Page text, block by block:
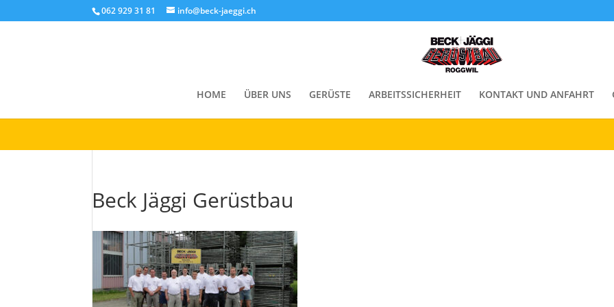
Cookies helfen uns bei der Bereitstellung unserer Inhalte und Dienste. Durch die weitere Nutzung der Webseite stimmen Sie der
Okay!
062 929 31 81 info@beck-jaeggi.ch
HOME ÜBER UNS GERÜSTE ARBEITSSICHERHEIT KONTAKT UND ANFAHRT
Beck Jäggi Gerüstbau